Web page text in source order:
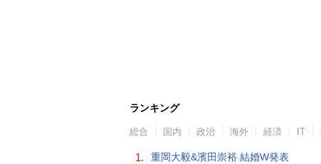
ランキング
総合 国内 政治 海外 経済 IT
1. 重岡大毅&濱田崇裕 結婚W発表